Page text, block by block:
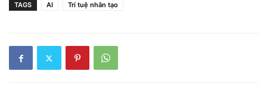
TAGS AI Trí tuệ nhân tạo